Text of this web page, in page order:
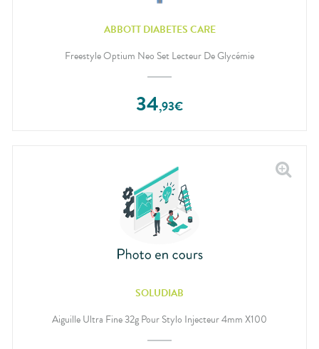
ABBOTT DIABETES CARE
Freestyle Optium Neo Set Lecteur De Glycémie
34,93€
SOLUDIAB
Aiguille Ultra Fine 32g Pour Stylo Injecteur 4mm X100